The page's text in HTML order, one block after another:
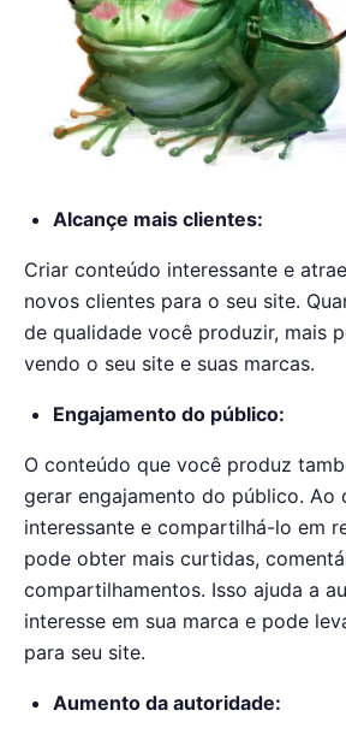
Alcançe mais clientes:
Criar conteúdo interessante e
novos clientes para o seu site.
de qualidade você produzir, mais
vendo o seu site e suas marcas.
Engajamento do público:
O conteúdo que você produz
gerar engajamento do público. Ao
interessante e compartilhá-lo em
pode obter mais curtidas,
compartilhamentos. Isso ajuda a
interesse em sua marca e pode
para seu site.
Aumento da autoridade: